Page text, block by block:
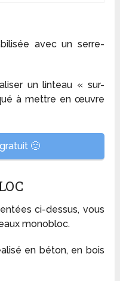
avec un serre-
un linteau « sur-
à mettre en œuvre
🙂
ci-dessus, vous
monobloc.
en béton, en bois